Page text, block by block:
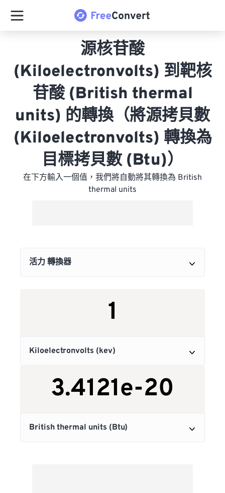
源核苷酸
(Kiloelectronvolts) 到靶核
苷酸 (British thermal
units) 的轉換（將源拷貝數
(Kiloelectronvolts) 轉換為
目標拷貝數 (Btu)）
在下方輸入一個值，我們將自動將其轉換為 British
thermal units